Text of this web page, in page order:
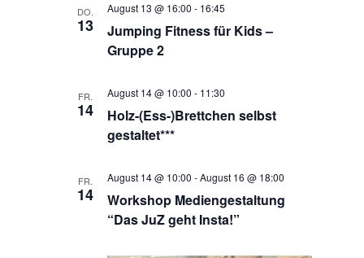
DO.
13
Jumping Fitness für Kids –
Gruppe 2
August 13 @ 16:00 - 16:45
FR.
14
Holz-(Ess-)Brettchen selbst
gestaltet***
August 14 @ 10:00 - 11:30
FR.
14
Workshop Mediengestaltung
“Das JuZ geht Insta!”
August 14 @ 10:00 -August 16 @ 18:00